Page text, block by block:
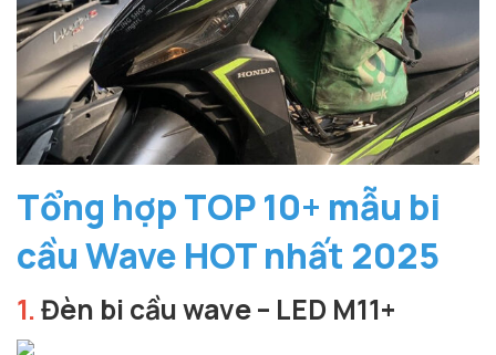
Tổng hợp TOP 10+ mẫu bi
cầu Wave HOT nhất 2025
1.Đèn bi cầu wave – LED M11+